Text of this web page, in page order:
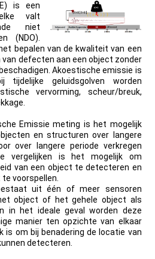
is een
valt
niet
(NDO).
bepalen van de kwaliteit van een
defecten aan een object zonder
Akoestische emissie is
tijdelijke geluidsgolven worden
vervorming, scheur/breuk,
Emissie meting is het mogelijk
en structuren over langere
over langere periode verkregen
vergelijken is het mogelijk om
van een object te detecteren en
voorspellen.
uit één of meer sensoren
object of het gehele object als
in het ideale geval worden deze
manier ten opzichte van elkaar
is om bij benadering de locatie van
detecteren.